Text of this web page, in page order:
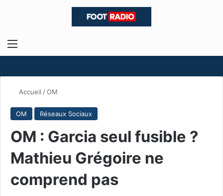
Menu
Accueil /OM
OM Réseaux Sociaux
OM : Garcia seul fusible ?
Mathieu Grégoire‏ ne
comprend pas